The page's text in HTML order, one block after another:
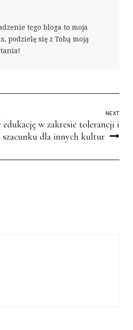
tego bloga to moja
podzielę się z Tobą moją
NEXT
edukację w zakresie tolerancji i
szacunku dla innych kultur